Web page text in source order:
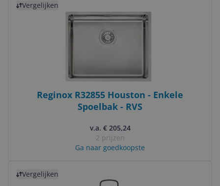
Vergelijken
Reginox R32855 Houston - Enkele
Spoelbak - RVS
v.a. € 205,24
2 prijzen
Ga naar goedkoopste
Vergelijken